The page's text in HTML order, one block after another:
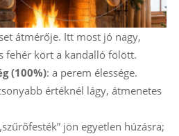
átmérője. Itt most jó nagy,
fehér kört a kandalló fölött.
(100%): a perem élessége.
értéknél lágy, átmenetes
jön egyetlen húzásra;